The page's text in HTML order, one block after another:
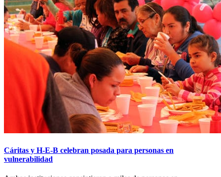
Cáritas y H-E-B celebran posada para personas en
vulnerabilidad